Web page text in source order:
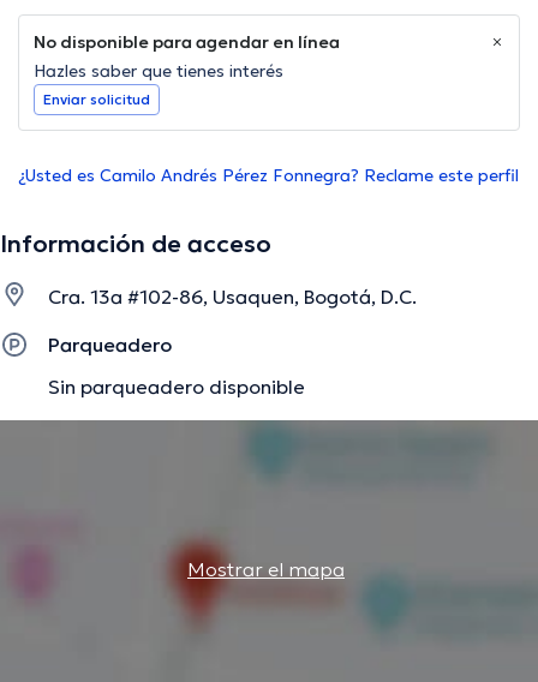
No disponible para agendar en línea
Hazles saber que tienes interés
Enviar solicitud
¿Usted es Camilo Andrés Pérez Fonnegra? Reclame este perfil
Información de acceso
Cra. 13a #102-86, Usaquen, Bogotá, D.C.
Parqueadero
Sin parqueadero disponible
Mostrar el mapa